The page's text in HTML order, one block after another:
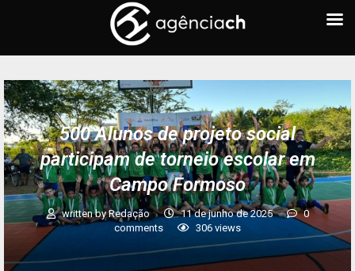
500 Alunos de projeto social
participam de torneio escolar em
Campo Formoso
written byRedação 11 de junho de 2025
0
comments
306 views